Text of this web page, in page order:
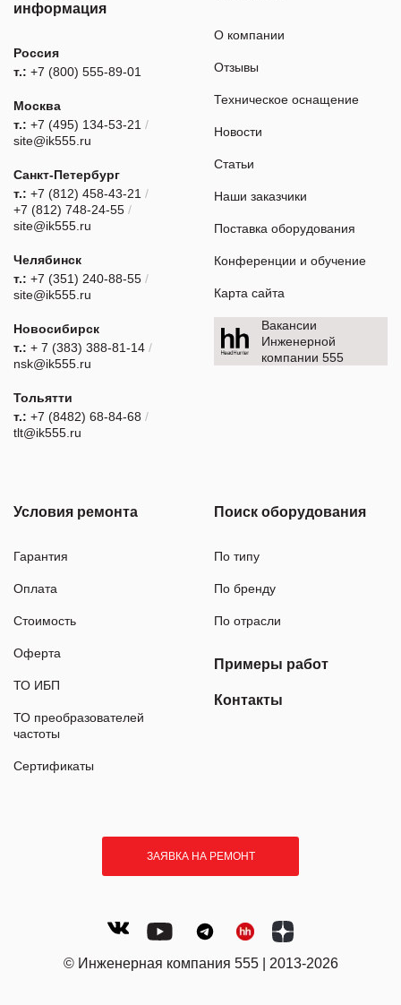
информация
Россия
т.: +7 (800) 555-89-01
Москва
т.: +7 (495) 134-53-21 /
site@ik555.ru
Санкт-Петербург
т.: +7 (812) 458-43-21 /
+7 (812) 748-24-55 /
site@ik555.ru
Челябинск
т.: +7 (351) 240-88-55 /
site@ik555.ru
Новосибирск
т.: + 7 (383) 388-81-14 /
nsk@ik555.ru
Тольятти
т.: +7 (8482) 68-84-68 /
tlt@ik555.ru
О компании
Отзывы
Техническое оснащение
Новости
Статьи
Наши заказчики
Поставка оборудования
Конференции и обучение
Карта сайта
Вакансии
Инженерной
компании 555
Условия ремонта
Гарантия
Оплата
Стоимость
Оферта
ТО ИБП
ТО преобразователей
частоты
Сертификаты
Поиск оборудования
По типу
По бренду
По отрасли
Примеры работ
Контакты
ЗАЯВКА НА РЕМОНТ
© Инженерная компания 555 | 2013-2026